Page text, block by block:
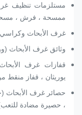
مستلزمات تنظيف
ممسحة ، فرش ،
غرف الأبحاث وكراسي
وثائق غرف الأبحاث
قفازات غرف
يوريثان ، قفاز منقط
حصائر غرف الأبحاث
، حصيرة مضادة